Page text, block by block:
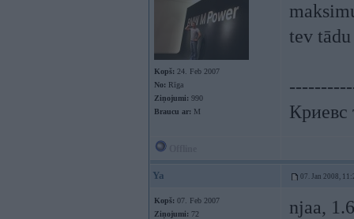
Kopš: 24. Feb 2007
No: Rīga
Ziņojumi: 990
Braucu ar: M
tev
Криевс
Ya 07. Jan 2008,
Kopš: 07. Feb 2007
Ziņojumi: 72
njaa,